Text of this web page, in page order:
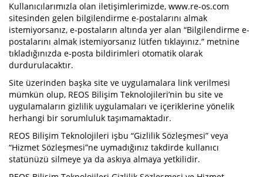
Kullanıcılarımızla olan iletişimlerimizde, www.re-os.com
sitesinden gelen bilgilendirme e-postalarını almak
istemiyorsanız, e-postaların altında yer alan “Bilgilendirme e-
postalarını almak istemiyorsanız lütfen tıklayınız.” metnine
tıkladığınızda e-posta bildirimleri otomatik olarak
durdurulacaktır.
Site üzerinden başka site ve uygulamalara link verilmesi
mümkün olup, REOS Bilişim Teknolojileri’nin bu site ve
uygulamaların gizlilik uygulamaları ve içeriklerine yönelik
herhangi bir sorumluluk taşımamaktadır.
REOS Bilişim Teknolojileri işbu “Gizlilik Sözleşmesi” veya
“Hizmet Sözleşmesi”ne uymadığınız takdirde kullanıcı
statünüzü silmeye ya da askıya almaya yetkilidir.